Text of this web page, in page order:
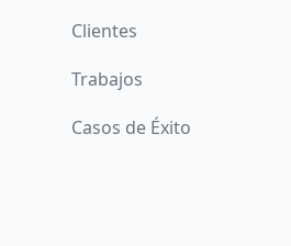
Clientes
Trabajos
Casos de Éxito